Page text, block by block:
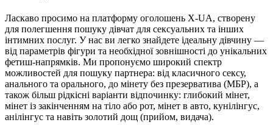
Ласкаво просимо на платформу оголошень X-UA, створену
для полегшення пошуку дівчат для сексуальних та інших
інтимних послуг. У нас ви легко знайдете ідеальну дівчину —
від параметрів фігури та необхідної зовнішності до унікальних
фетиш-напрямків. Ми пропонуємо широкий спектр
можливостей для пошуку партнера: від класичного сексу,
анального та орального, до мінету без презерватива (МБР), а
також більш рідкісні варіанти відпочинку: глибокий мінет,
мінет із закінченням на тіло або рот, мінет в авто, кунілінгус,
анілінгус та навіть золотий дощ (прийом, видача).